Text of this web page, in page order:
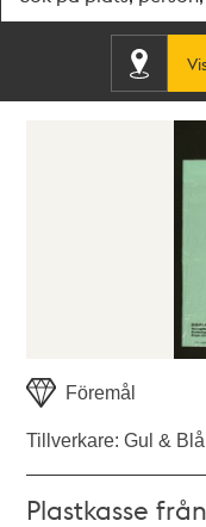
Föremål
Tillverkare: Gul &
Plastkasse